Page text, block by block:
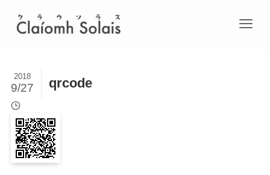
qrcode
2018
9/27